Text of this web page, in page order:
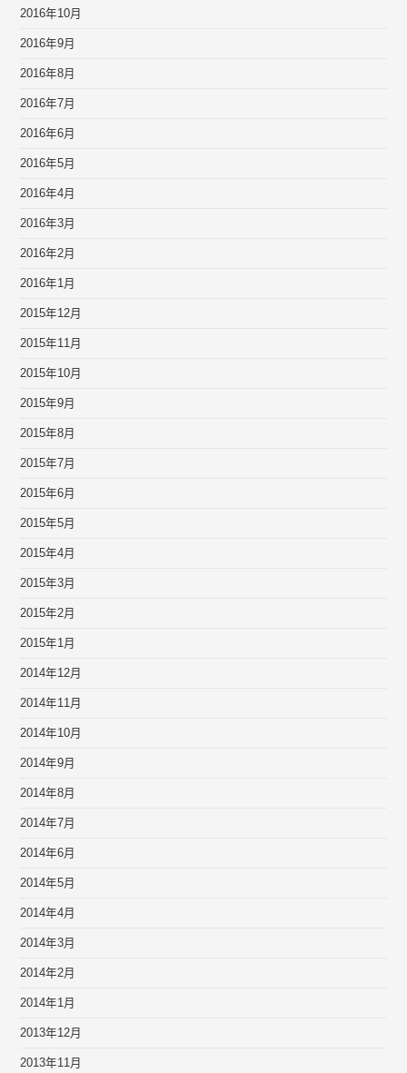
2016年10月
2016年9月
2016年8月
2016年7月
2016年6月
2016年5月
2016年4月
2016年3月
2016年2月
2016年1月
2015年12月
2015年11月
2015年10月
2015年9月
2015年8月
2015年7月
2015年6月
2015年5月
2015年4月
2015年3月
2015年2月
2015年1月
2014年12月
2014年11月
2014年10月
2014年9月
2014年8月
2014年7月
2014年6月
2014年5月
2014年4月
2014年3月
2014年2月
2014年1月
2013年12月
2013年11月